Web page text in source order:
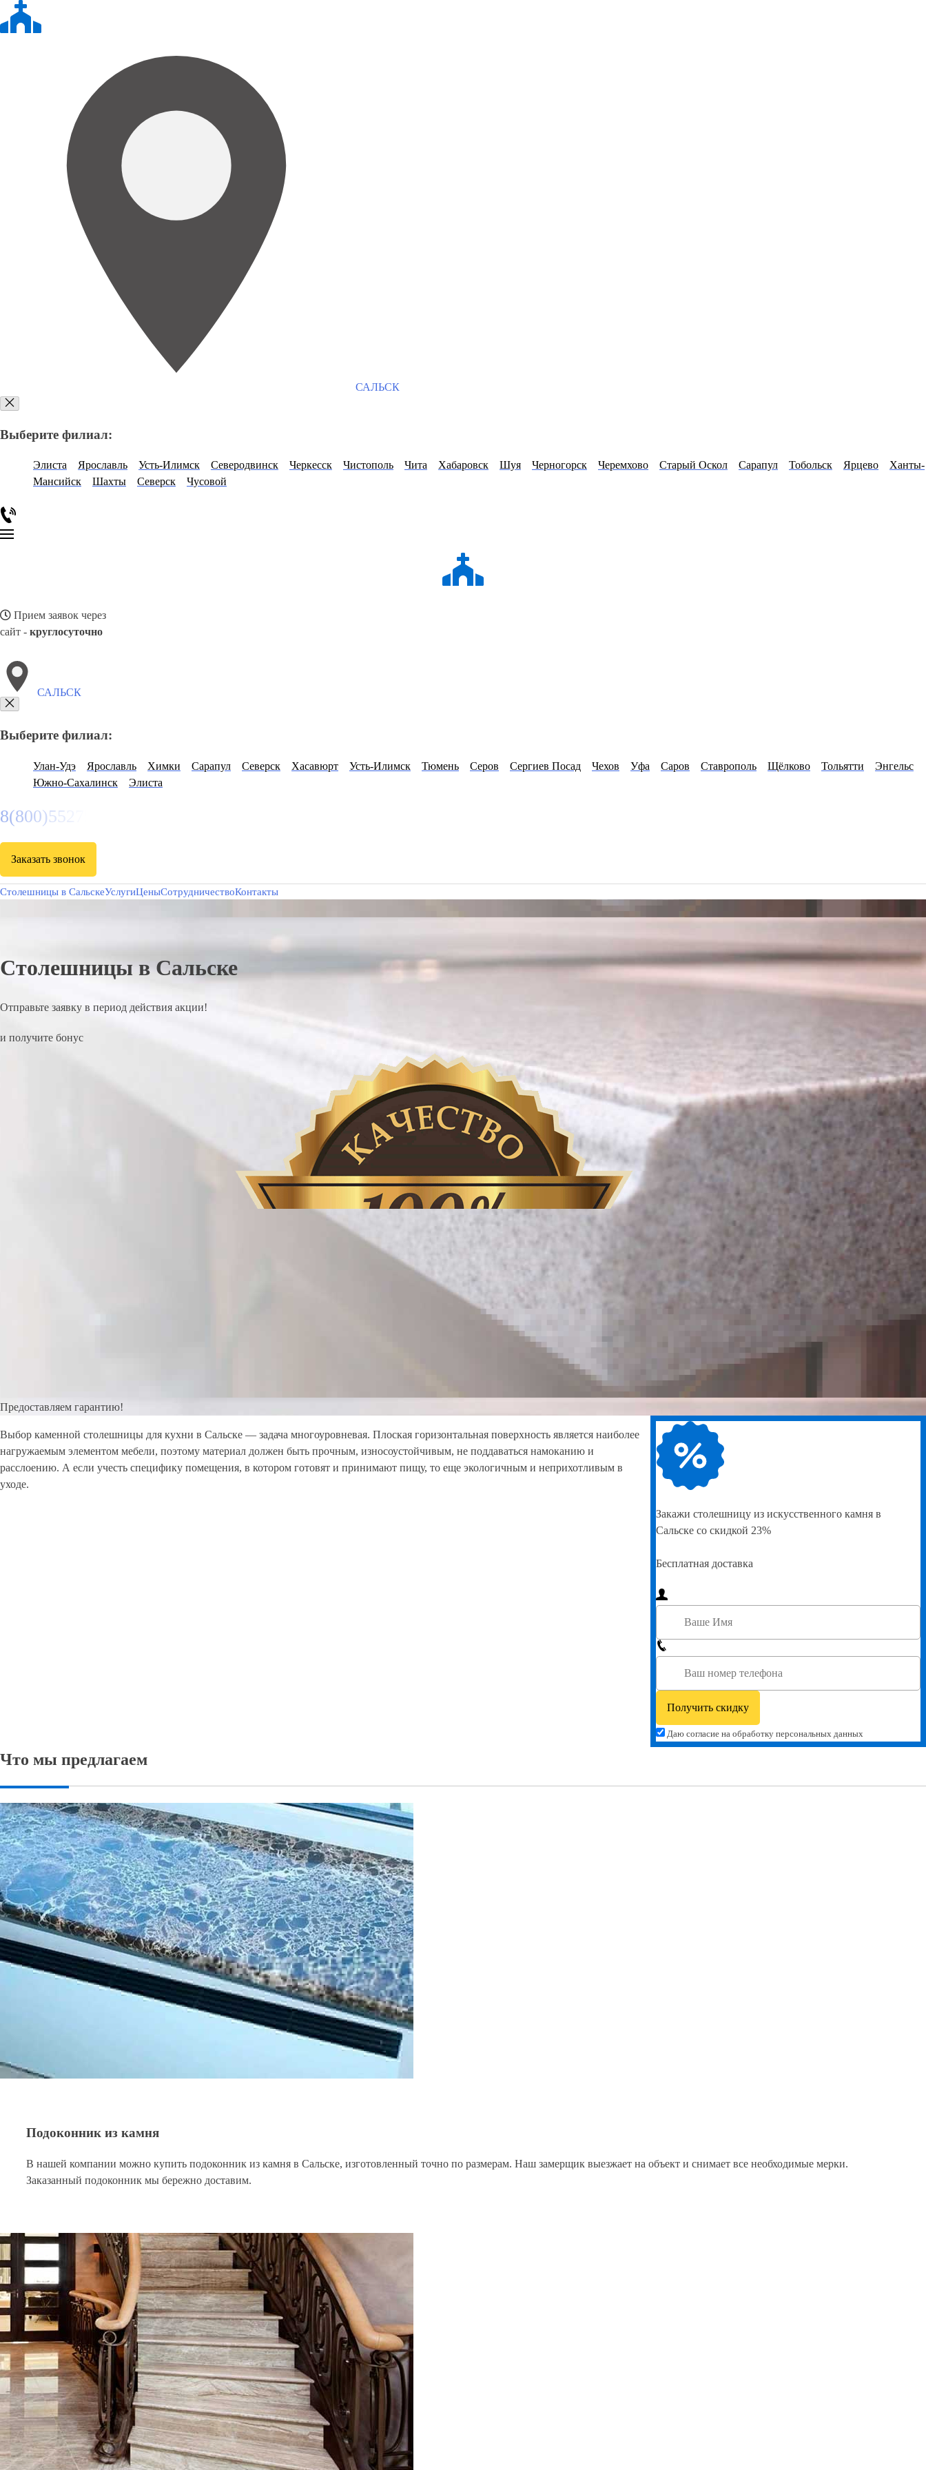
САЛЬСК
Выберите филиал:
Элиста Ярославль Усть-Илимск Северодвинск Черкесск Чистополь Чита Хабаровск Шуя Черногорск Черемхово Старый Оскол Сарапул Тобольск Ярцево
Ханты-
Мансийск
Шахты Северск Чусовой
Прием заявок через
сайт - круглосуточно
САЛЬСК
Выберите филиал:
Улан-Удэ Ярославль Химки Сарапул Северск Хасавюрт Усть-Илимск Тюмень Серов Сергиев Посад Чехов Уфа Саров Ставрополь Щёлково Тольятти
Энгельс
Южно-Сахалинск
Элиста
8(800)5527584
Заказать звонок
Столешницы в СальскеУслугиЦеныСотрудничествоКонтакты
Столешницы в Сальске
Отправьте заявку в период действия акции!
и получите бонус
Предоставляем гарантию!
Закажи столешницу из искусственного камня в
Сальске со скидкой 23%
Бесплатная доставка
Даю согласие на обработку персональных данных
Выбор каменной столешницы для кухни в Сальске — задача многоуровневая. Плоская горизонтальная поверхность является наиболее
нагружаемым элементом мебели, поэтому материал должен быть прочным, износоустойчивым, не поддаваться намоканию и
расслоению. А если учесть специфику помещения, в котором готовят и принимают пищу, то еще экологичным и неприхотливым в
уходе.
Что мы предлагаем
Подоконник из камня
В нашей компании можно купить подоконник из камня в Сальске, изготовленный точно по размерам. Наш замерщик выезжает на объект и снимает все необходимые мерки.
Заказанный подоконник мы бережно доставим.